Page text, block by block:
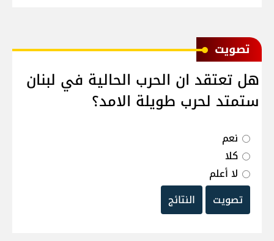
ﺗﺼﻮﻳﺖ
هل تعتقد ان الحرب الحالية في لبنان
ستمتد لحرب طويلة الامد؟
نعم
كلا
لا أعلم
تصويت
النتائج